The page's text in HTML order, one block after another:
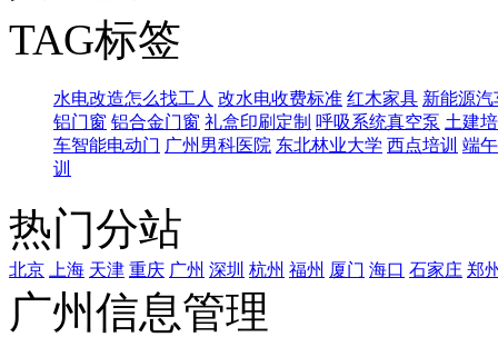
TAG标签
水电改造怎么找工人 改水电收费标准 红木家具 新能源汽
铝门窗 铝合金门窗 礼盒印刷定制 呼吸系统真空泵 土建
车智能电动门 广州男科医院 东北林业大学 西点培训 端
训
热门分站
北京 上海 天津 重庆 广州 深圳 杭州 福州 厦门 海口 石家庄 郑
广州信息管理